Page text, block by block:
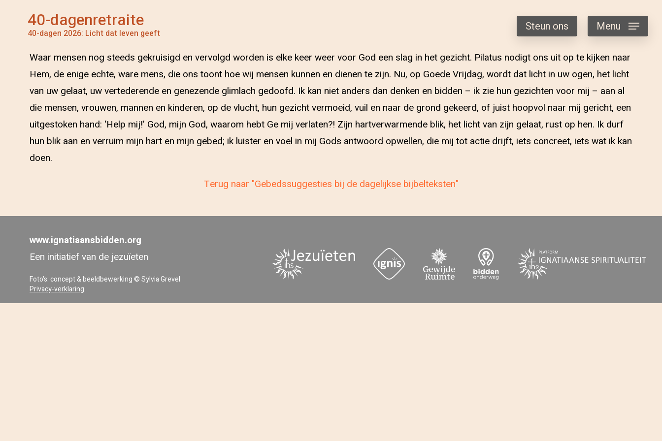
40-dagenretraite
40-dagen 2026: Licht dat leven geeft Steun ons Menu
Waar mensen nog steeds gekruisigd en vervolgd worden is elke keer weer voor God een slag in het gezicht. Pilatus nodigt ons uit op te kijken naar
Hem, de enige echte, ware mens, die ons toont hoe wij mensen kunnen en dienen te zijn. Nu, op Goede Vrijdag, wordt dat licht in uw ogen, het licht
van uw gelaat, uw vertederende en genezende glimlach gedoofd. Ik kan niet anders dan denken en bidden – ik zie hun gezichten voor mij – aan al
die mensen, vrouwen, mannen en kinderen, op de vlucht, hun gezicht vermoeid, vuil en naar de grond gekeerd, of juist hoopvol naar mij gericht, een
uitgestoken hand: ‘Help mij!’ God, mijn God, waarom hebt Ge mij verlaten?! Zijn hartverwarmende blik, het licht van zijn gelaat, rust op hen. Ik durf
hun blik aan en verruim mijn hart en mijn gebed; ik luister en voel in mij Gods antwoord opwellen, die mij tot actie drijft, iets concreet, iets wat ik kan
doen.
Terug naar "Gebedssuggesties bij de dagelijkse bijbelteksten"
www.ignatiaansbidden.org
Een initiatief van de jezuïeten
Foto's: concept & beeldbewerking © Sylvia Grevel
Privacy-verklaring